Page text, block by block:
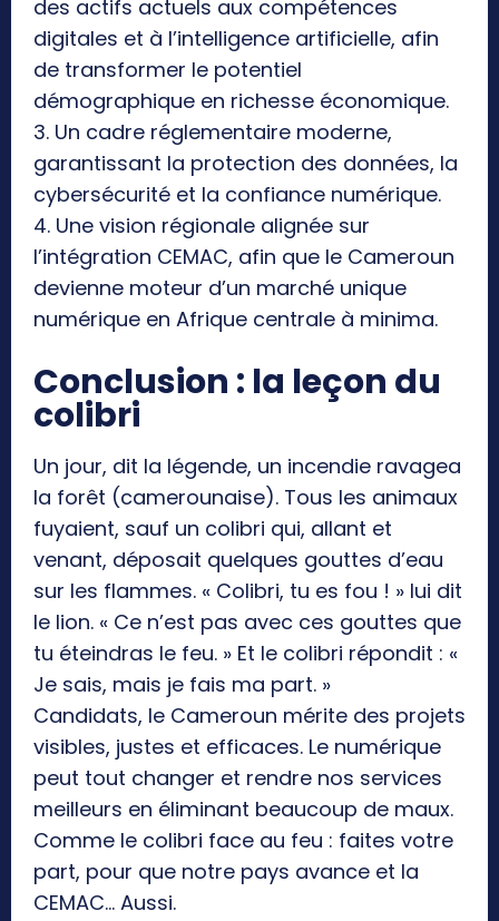
des actifs actuels aux compétences
digitales et à l’intelligence artificielle, afin
de transformer le potentiel
démographique en richesse économique.
3. Un cadre réglementaire moderne,
garantissant la protection des données, la
cybersécurité et la confiance numérique.
4. Une vision régionale alignée sur
l’intégration CEMAC, afin que le Cameroun
devienne moteur d’un marché unique
numérique en Afrique centrale à minima.
Conclusion : la leçon du
colibri
Un jour, dit la légende, un incendie ravagea
la forêt (camerounaise). Tous les animaux
fuyaient, sauf un colibri qui, allant et
venant, déposait quelques gouttes d’eau
sur les flammes. « Colibri, tu es fou ! » lui dit
le lion. « Ce n’est pas avec ces gouttes que
tu éteindras le feu. » Et le colibri répondit : «
Je sais, mais je fais ma part. »
Candidats, le Cameroun mérite des projets
visibles, justes et efficaces. Le numérique
peut tout changer et rendre nos services
meilleurs en éliminant beaucoup de maux.
Comme le colibri face au feu : faites votre
part, pour que notre pays avance et la
CEMAC… Aussi.